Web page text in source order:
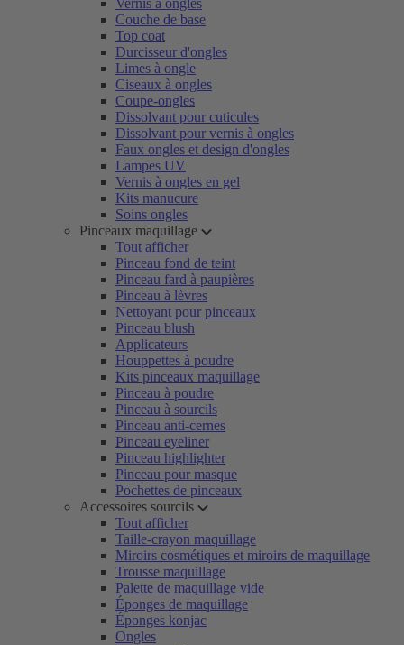
Vernis à ongles
Couche de base
Top coat
Durcisseur d'ongles
Limes à ongle
Ciseaux à ongles
Coupe-ongles
Dissolvant pour cuticules
Dissolvant pour vernis à ongles
Faux ongles et design d'ongles
Lampes UV
Vernis à ongles en gel
Kits manucure
Soins ongles
Pinceaux maquillage
Tout afficher
Pinceau fond de teint
Pinceau fard à paupières
Pinceau à lèvres
Nettoyant pour pinceaux
Pinceau blush
Applicateurs
Houppettes à poudre
Kits pinceaux maquillage
Pinceau à poudre
Pinceau à sourcils
Pinceau anti-cernes
Pinceau eyeliner
Pinceau highlighter
Pinceau pour masque
Pochettes de pinceaux
Accessoires sourcils
Tout afficher
Taille-crayon maquillage
Miroirs cosmétiques et miroirs de maquillage
Trousse maquillage
Palette de maquillage vide
Éponges de maquillage
Éponges konjac
Ongles